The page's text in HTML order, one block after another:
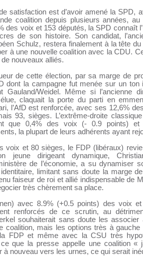
satisfaction est d’avoir amené la SPD,
coalition depuis plusieurs années,
des voix et 153 députés, la SPD connaît
de son histoire. Son candidat,
Schulz, restera finalement à la tête
à une nouvelle coalition avec la CDU.
nouveaux alliés.
de cette élection, par sa marge de
dont la campagne fut menée sur un ton
Gauland/Weidel. Même si l’ancienne
claquait la porte du parti en
l’AfD est renforcée, avec ses 12,6%
93, sièges. L’extrême-droite
que 0,4% des voix (- 0.9 points) et
la plupart de leurs adhérents ayant
voix et 80 sièges, le FDP (libéraux)
jeune dirigeant dynamique,
de l’économie, a su dynamiser
identitaire, limitant sans doute la marge
faiseur de roi et allié indispensable de
très chèrement sa place.
avec 8.9% (+0.5 points) des voix
renforcés de ce scrutin, au
souhaiterait sans doute les associer
coalition, mais les options très à gauche
la FDP et même avec la CSU très
que la presse appelle une coalition «
à nouveau vers les urnes, ce qui serait